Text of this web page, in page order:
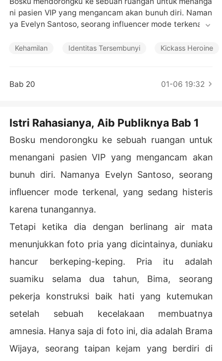
Cerita Pilihan
ni pasien VIP yang mengancam akan bunuh diri. Naman
ya Evelyn Santoso, seorang influencer mode terkenal, y
keping. Pria itu adalah suamiku selama dua tahun, Bima,
n kejam yang berdiri di depan gedung pencakar langit y
ang menyandang namanya.
Saat itu juga, Brama Wijaya yang asli masuk, mengenak
an setelan jas yang harganya lebih mahal dari mobil Ag
Dia melewatiku seolah-olah aku tidak ada dan memeluk
"Sayang, aku di sini," gumamnya, suaranya dalam dan m
enenangkan, nada yang sama yang dia gunakan padaku
setelah hari yang buruk. "Aku tidak akan pernah mening
galkanmu lagi. Aku janji."
Dia telah mengucapkan janji yang sama persis kepadak
u ratusan kali.
Dia mencium kening Evelyn, menyatakan bahwa dia han
ya mencintainya-sebuah pertunjukan untuk satu penon
ton: aku. Dia menunjukkan kepadaku bahwa seluruh per
Kehamilan Identitas Tersembunyi Kickass Heroine
Bab 20 01-06 19:32
Istri Rahasianya, Aib Publiknya Bab 1
Bosku mendorongku ke sebuah ruangan untuk
menangani pasien VIP yang mengancam akan
bunuh diri. Namanya Evelyn Santoso, seorang
influencer mode terkenal, yang sedang histeris
karena tunangannya.
Tetapi ketika dia dengan berlinang air mata
menunjukkan foto pria yang dicintainya, duniaku
hancur berkeping-keping. Pria itu adalah
suamiku selama dua tahun, Bima, seorang
pekerja konstruksi baik hati yang kutemukan
setelah sebuah kecelakaan membuatnya
amnesia. Hanya saja di foto ini, dia adalah Brama
Wijaya, seorang taipan kejam yang berdiri di